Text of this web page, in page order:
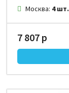
Москва: 4 шт.
7 807 р